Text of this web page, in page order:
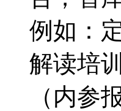
例如：
解读培
（内参